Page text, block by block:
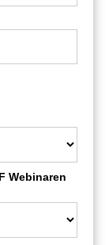
Webinaren